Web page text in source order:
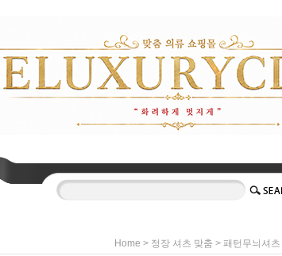
Home > 정장 셔츠 맞춤 > 패턴무늬셔츠